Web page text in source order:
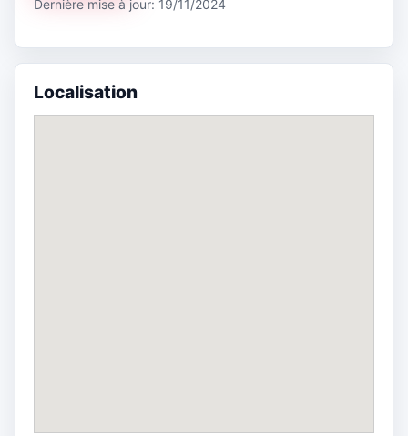
Dernière mise à jour: 19/11/2024
Localisation